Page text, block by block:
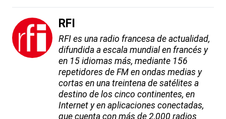
RFI
RFI es una radio francesa de actualidad,
difundida a escala mundial en francés y
en 15 idiomas más, mediante 156
repetidores de FM en ondas medias y
cortas en una treintena de satélites a
destino de los cinco continentes, en
Internet y en aplicaciones conectadas,
que cuenta con más de 2,000 radios